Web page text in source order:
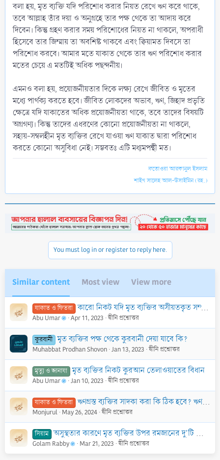
বলা হয়, মৃত ব্যক্তি যদি পরিশোধ করার নিয়ত রেখে ঋণ করে থাকে,
তবে আল্লাহ তাঁর দয়া ও অনুগ্রহে তার পক্ষ থেকে তা আদায় করে
দিবেন। কিন্তু গ্রহণ করার সময় পরিশোধের নিয়ত না থাকলে, অপরাধী
হিসেবে তার জিম্মায় তা অবশিষ্ট থাকবে এবং ক্বিয়ামত দিবসে তা
পরিশোধ করবে। আমার মতে যাকাত থেকে তার ঋণ পরিশোধ করার
মতের চেয়ে এ মতটিই অধিক পছন্দনীয়।
এমনও বলা হয়, প্রয়োজনীয়তার দিকে লক্ষ্য রেখে জীবিত ও মৃতের
মধ্যে পার্থক্য করতে হবে। জীবিত লোকদের অভাব, ঋণ, জিহাদ প্রভৃতি
ক্ষেত্রে যদি যাকাতের অধিক প্রয়োজনীয়তা থাকে, তবে তাদের বিষয়টি
অগ্রগণ্য। কিন্তু তাদের এধরণের কোনো প্রয়োজনীয়তা না থাকলে,
সহায়-সম্বলহীন মৃত ব্যক্তির রেখে যাওয়া ঋণ যাকাত দ্বারা পরিশোধ
করতে কোনো অসুবিধা নেই। সম্ভবতঃ এটি মধ্যমপন্থী মত।
ফতোওয়া আরকানুল ইসলাম
শাইখ সালেহ আল-উসাইমিন (রহ.)
You must log in or register to reply here.
Similar content Most view View more
যাকাত ও ফিতরা কারো নিকট যদি মৃত ব্যক্তির অসীয়তকৃত সম্পদের এক তৃতীয়াংশ থাকে এবং ইয়াতীমের কিছু সম্পদ থাকে, তাতে কি যাকাত দিতে হবে?
Abu Umar Apr 11, 2023 দ্বীনি প্রশ্নোত্তর
কুরবানী মৃত ব্যক্তির পক্ষ থেকে কুরবানী দেয়া যাবে কি?
Muhabbat Prodhan Shovon Jan 13, 2023 দ্বীনি প্রশ্নোত্তর
মৃত্যু ও জানাযা মৃত ব্যক্তির নিকট কুরআন তেলাওয়াতের বিধান
Abu Umar Jan 10, 2023 দ্বীনি প্রশ্নোত্তর
যাকাত ও ফিতরা ঋণগ্রস্ত ব্যক্তির সাদকা করা কি ঠিক হবে? ঋণগ্রস্ত ব্যক্তি কোন ধরণের শরী‘আতের দাবী থেকে মুক্তি পাবে?
Monjurul May 26, 2024 দ্বীনি প্রশ্নোত্তর
সিয়াম অসুস্থতার কারণে মৃত ব্যক্তির উপর রমজানের দু'টি রোজা কাজা রয়েছে, এখন তার সন্তানদের করণীয় কি ?
Golam Rabby Mar 21, 2023 দ্বীনি প্রশ্নোত্তর